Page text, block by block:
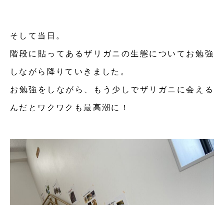
そして当日。
階段に貼ってあるザリガニの生態についてお勉強
しながら降りていきました。
お勉強をしながら、もう少しでザリガニに会える
んだとワクワクも最高潮に！